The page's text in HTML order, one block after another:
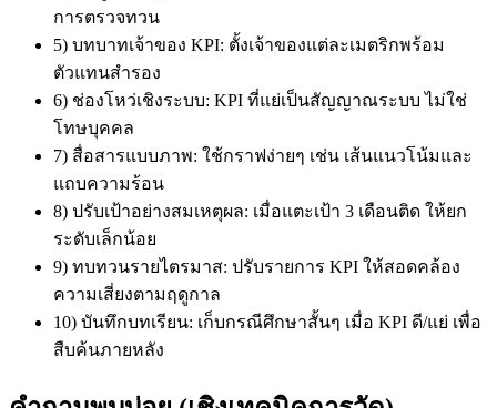
การตรวจทวน
5) บทบาทเจ้าของ KPI: ตั้งเจ้าของแต่ละเมตริกพร้อม
ตัวแทนสำรอง
6) ช่องโหว่เชิงระบบ: KPI ที่แย่เป็นสัญญาณระบบ ไม่ใช่
โทษบุคคล
7) สื่อสารแบบภาพ: ใช้กราฟง่ายๆ เช่น เส้นแนวโน้มและ
แถบความร้อน
8) ปรับเป้าอย่างสมเหตุผล: เมื่อแตะเป้า 3 เดือนติด ให้ยก
ระดับเล็กน้อย
9) ทบทวนรายไตรมาส: ปรับรายการ KPI ให้สอดคล้อง
ความเสี่ยงตามฤดูกาล
10) บันทึกบทเรียน: เก็บกรณีศึกษาสั้นๆ เมื่อ KPI ดี/แย่ เพื่อ
สืบค้นภายหลัง